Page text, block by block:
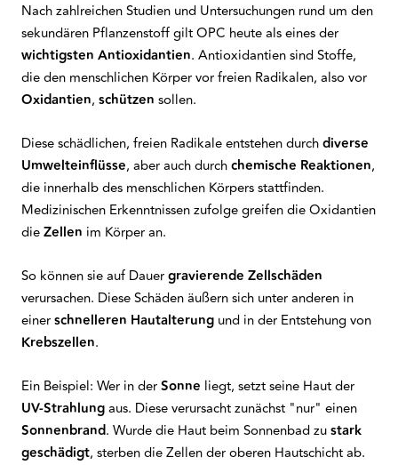
Nach zahlreichen Studien und Untersuchungen rund um den
sekundären Pflanzenstoff gilt OPC heute als eines der
wichtigsten Antioxidantien. Antioxidantien sind Stoffe,
die den menschlichen Körper vor freien Radikalen, also vor
Oxidantien, schützen sollen.
Diese schädlichen, freien Radikale entstehen durchdiverse
Umwelteinflüsse, aber auch durchchemische Reaktionen,
die innerhalb des menschlichen Körpers stattfinden.
Medizinischen Erkenntnissen zufolge greifen die Oxidantien
dieZellen im Körper an.
So können sie auf Dauergravierende Zellschäden
verursachen. Diese Schäden äußern sich unter anderen in
einerschnelleren Hautalterung und in der Entstehung von
Krebszellen.
Ein Beispiel: Wer in derSonne liegt, setzt seine Haut der
UV-Strahlungaus. Diese verursacht zunächst "nur" einen
Sonnenbrand. Wurde die Haut beim Sonnenbad zustark
geschädigt, sterben die Zellen der oberen Hautschicht ab.